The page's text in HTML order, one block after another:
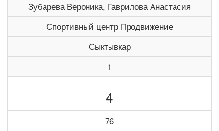
Зубарева Вероника, Гаврилова Анастасия
Спортивный центр Продвижение
Сыктывкар
1
4
76